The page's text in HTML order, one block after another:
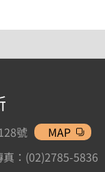
號
MAP
：(02)2785-5836